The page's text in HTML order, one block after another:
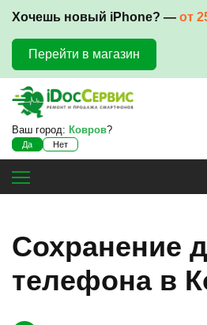
Хочешь новый iPhone? — от
Перейти в магазин
Ваш город: Ковров?
Да Нет
Сохранение
телефона в